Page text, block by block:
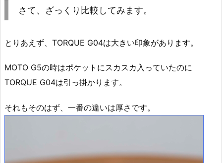
さて、ざっくり比較してみます。
とりあえず、TORQUE G04は大きい印象があります。
MOTO G5の時はポケットにスカスカ入っていたのに
TORQUE G04は引っ掛かります。
それもそのはず、一番の違いは厚さです。